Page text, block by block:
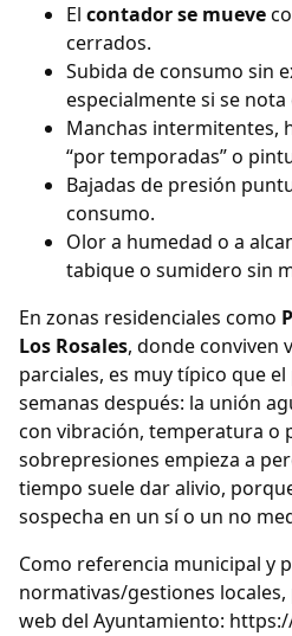
El contador se mueve
cerrados.
Subida de consumo sin
especialmente si se
Manchas intermitentes,
“por temporadas” o
Bajadas de presión
consumo.
Olor a humedad o a
tabique o sumidero sin
En zonas residenciales como
Los Rosales, donde conviven
parciales, es muy típico que
semanas después: la unión
con vibración, temperatura o
sobrepresiones empieza a
tiempo suele dar alivio,
sospecha en un sí o un no
Como referencia municipal y
normativas/gestiones
web del Ayuntamiento: